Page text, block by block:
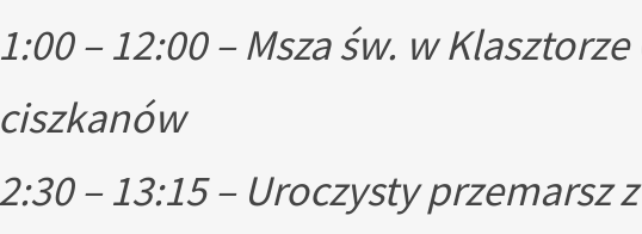
– 12:00 – Msza św. w
– 13:15 – Uroczysty przemarsz